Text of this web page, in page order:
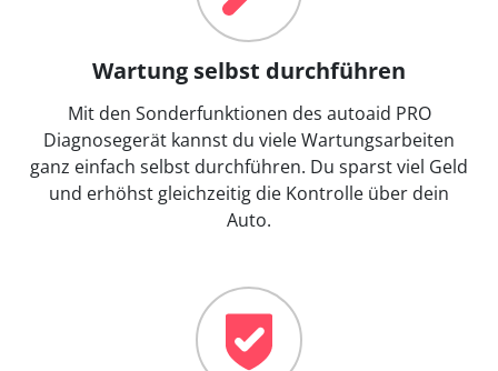
Wartung selbst durchführen
Mit den Sonderfunktionen des autoaid PRO
Diagnosegerät kannst du viele Wartungsarbeiten
ganz einfach selbst durchführen. Du sparst viel Geld
und erhöhst gleichzeitig die Kontrolle über dein
Auto.